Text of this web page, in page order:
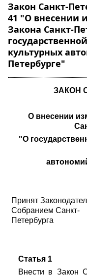
Закон Санкт-
41 "О внесении
Закона Санкт-
культурных
Петербурге"
ЗАКОН
О внесении
"О
Принят
Собранием Санкт-
Петербурга
Статья 1
Внести в Закон